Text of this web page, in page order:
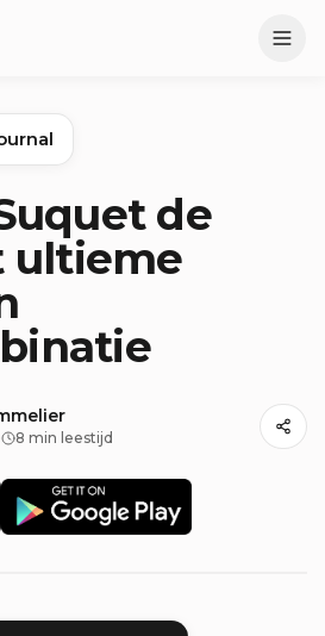
de
ultieme
8 min leestijd